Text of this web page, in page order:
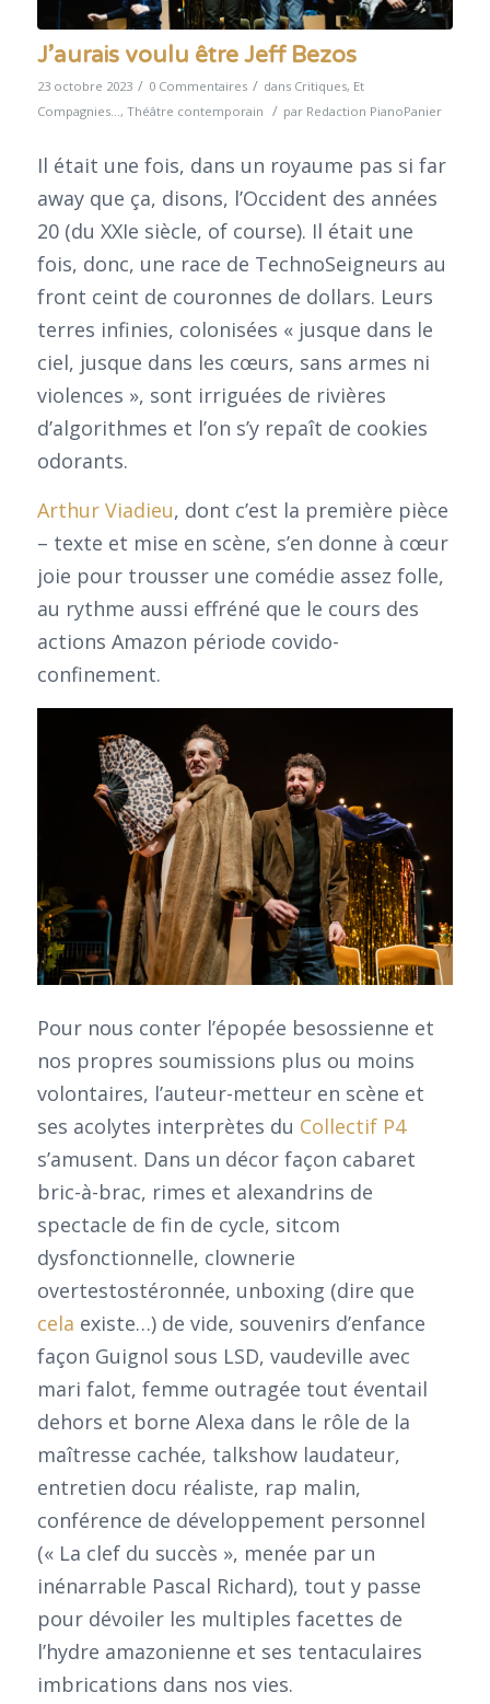
J’aurais voulu être Jeff Bezos
23 octobre 2023 / 0 Commentaires / dans Critiques, Et
Compagnies... , Théâtre contemporain / par Redaction PianoPanier
Il était une fois, dans un royaume pas si far
away que ça, disons, l’Occident des années
20 (du XXIe siècle, of course). Il était une
fois, donc, une race de TechnoSeigneurs au
front ceint de couronnes de dollars. Leurs
terres infinies, colonisées « jusque dans le
ciel, jusque dans les cœurs, sans armes ni
violences », sont irriguées de rivières
d’algorithmes et l’on s’y repaît de cookies
odorants.
Arthur Viadieu, dont c’est la première pièce
– texte et mise en scène, s’en donne à cœur
joie pour trousser une comédie assez folle,
au rythme aussi effréné que le cours des
actions Amazon période covido-
confinement.
Pour nous conter l’épopée besossienne et
nos propres soumissions plus ou moins
volontaires, l’auteur-metteur en scène et
ses acolytes interprètes du Collectif P4
s’amusent. Dans un décor façon cabaret
bric-à-brac, rimes et alexandrins de
spectacle de fin de cycle, sitcom
dysfonctionnelle, clownerie
overtestostéronnée, unboxing (dire que
cela existe…) de vide, souvenirs d’enfance
façon Guignol sous LSD, vaudeville avec
mari falot, femme outragée tout éventail
dehors et borne Alexa dans le rôle de la
maîtresse cachée, talkshow laudateur,
entretien docu réaliste, rap malin,
conférence de développement personnel
(« La clef du succès », menée par un
inénarrable Pascal Richard), tout y passe
pour dévoiler les multiples facettes de
l’hydre amazonienne et ses tentaculaires
imbrications dans nos vies.